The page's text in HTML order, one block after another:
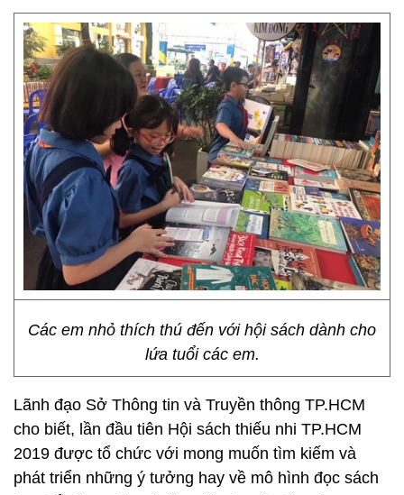
Các em nhỏ thích thú đến với hội sách dành cho
lứa tuổi các em.
Lãnh đạo Sở Thông tin và Truyền thông TP.HCM
cho biết, lần đầu tiên Hội sách thiếu nhi TP.HCM
2019 được tổ chức với mong muốn tìm kiếm và
phát triển những ý tưởng hay về mô hình đọc sách